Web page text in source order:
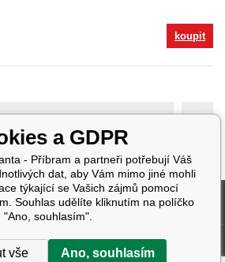
koupit
>
a GDPR
- Příbram a partneři potřebují Váš
dat, aby Vám mimo jiné mohli
týkající se Vašich zájmů pomocí
Souhlas udělíte kliknutím na políčko
"Ano, souhlasím".
vše Ano, souhlasím